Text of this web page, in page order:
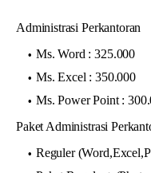
Administrasi Perkantoran
Ms. Word : 325.000
Ms. Excel : 350.000
Ms. Power Point :
Paket Administrasi
Reguler